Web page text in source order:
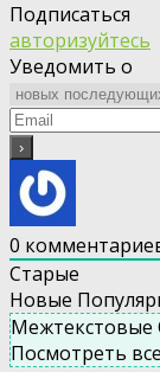
Подписаться
авторизуйтесь
Уведомить о
0
Старые
Новые
Посмотреть